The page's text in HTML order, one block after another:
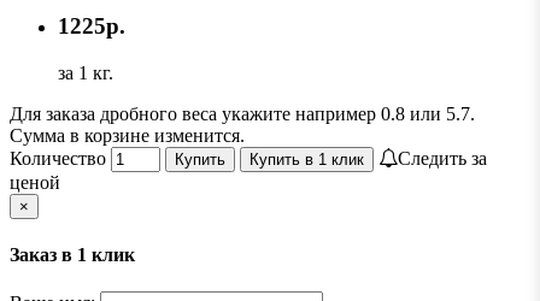
1225р.
за 1 кг.
Для заказа дробного веса укажите например 0.8 или 5.7.
Сумма в корзине изменится.
Количество
Купить Купить в 1 клик
Следить за
ценой
×
Заказ в 1 клик